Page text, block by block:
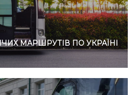
МАРШРУТІВ ПО УКРАЇНІ